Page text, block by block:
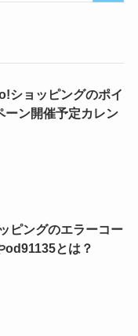
ショッピングのポイ
ーン開催予定カレン
ピングのエラーコー
od91135とは？